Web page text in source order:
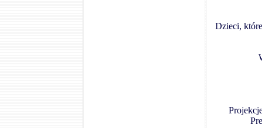
Dzieci,